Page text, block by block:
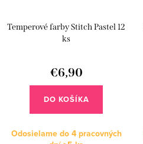
Temperové farby Stitch Pastel 12
ks
€6,90
DO KOŠÍKA
Odosielame do 4 pracovných